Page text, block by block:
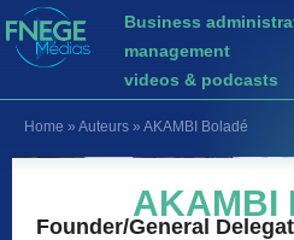
Business
management
videos & podcasts
Home » Auteurs » AKAMBI Boladé
AKAMBI
Founder/General